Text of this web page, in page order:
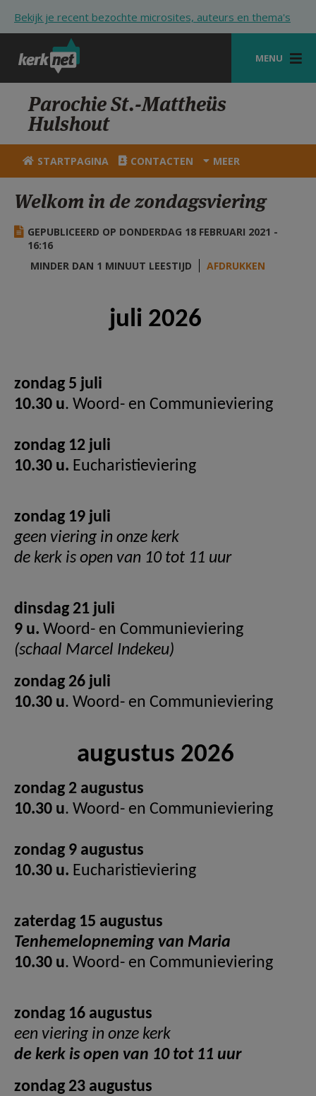
Bekijk je recent bezochte microsites, auteurs en thema's
MENU
STARTPAGINA
KERK
VIERINGEN
HULP
STARTPAGINA PORTAAL
AANMELDEN OF REGISTREREN
Parochie St.-Mattheüs
Hulshout
STARTPAGINA CONTACTEN MEER
Welkom in de zondagsviering
GEPUBLICEERD OP DONDERDAG 18 FEBRUARI 2021 -
16:16
MINDER DAN 1 MINUUT LEESTIJD
AFDRUKKEN
juli 2026
zondag 5 juli
10.30 u. Woord- en Communieviering
zondag 12 juli
10.30 u. Eucharistieviering
zondag 19 juli
geen viering in onze kerk
de kerk is open van 10 tot 11 uur
dinsdag 21 juli
9 u. Woord- en Communieviering
(schaal Marcel Indekeu)
zondag 26 juli
10.30 u. Woord- en Communieviering
augustus 2026
zondag 2 augustus
10.30 u. Woord- en Communieviering
zondag 9 augustus
10.30 u. Eucharistieviering
zaterdag 15 augustus
Tenhemelopneming van Maria
10.30 u. Woord- en Communieviering
zondag 16 augustus
een viering in onze kerk
de kerk is open van 10 tot 11 uur
zondag 23 augustus